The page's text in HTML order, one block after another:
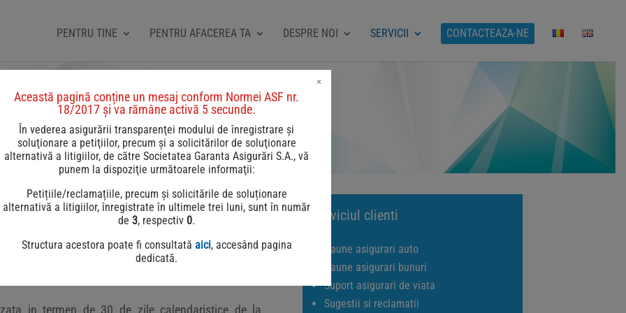
PENTRU TINE PENTRU AFACEREA TA DESPRE NOI SERVICII CONTACTEAZA-NE
de viata si a sosit momentul sa
sau poti lua legatura direct cu noi, prin e-mail, la
de telefon 021.303.70.20 de Luni pana Vineri
in termen de 30 de zile calendaristice de la
Serviciul clienti
Daune asigurari auto
Daune asigurari bunuri
Suport asigurari de viata
Sugestii si reclamatii
Această pagină conține un mesaj conform Normei ASF nr.
18/2017 și va rămâne activă 5 secunde.
În vederea asigurării transparenţei modului de înregistrare şi
soluţionare a petiţiilor, precum şi a solicitărilor de soluţionare
alternativă a litigiilor, de către Societatea Garanta Asigurări S.A., vă
punem la dispoziţie următoarele informaţii:
Petițiile/reclamațiile, precum și solicitările de soluționare
alternativă a litigiilor, înregistrate în ultimele trei luni, sunt în număr
de 3, respectiv 0.
Structura acestora poate fi consultată aici, accesând pagina
dedicată.
×